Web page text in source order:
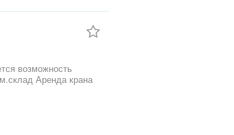
Аренда крана